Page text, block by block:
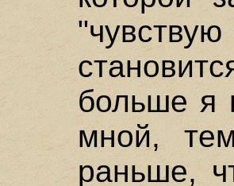
больше я
мной,
раньше,